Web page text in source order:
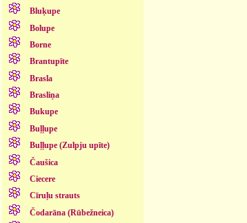
Bluķupe
Bolupe
Borne
Brantupīte
Brasla
Brasliņa
Bukupe
Buļļupe
Buļļupe (Zulpju upīte)
Čaušica
Ciecere
Cīruļu strauts
Čodarāna (Rūbežneica)